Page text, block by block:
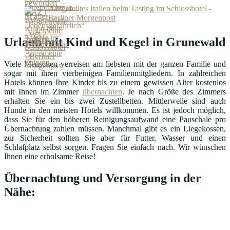
Ausgefeiltes Italien beim Tasting im Schlosshotel -
Berliner Morgenpost
Urlaub mit Kind und Kegel in Grunewald
Viele Menschen verreisen am liebsten mit der ganzen Familie und
sogar mit ihren vierbeinigen Familienmitgliedern. In zahlreichen
Hotels können Ihre Kinder bis zu einem gewissen Alter kostenlos
mit Ihnen im Zimmer übernachten. Je nach Größe des Zimmers
erhalten Sie ein bis zwei Zustellbetten. Mittlerweile sind auch
Hunde in den meisten Hotels willkommen. Es ist jedoch möglich,
dass Sie für den höheren Reinigungsaufwand eine Pauschale pro
Übernachtung zahlen müssen. Manchmal gibt es ein Liegekossen,
zur Sicherheit sollten Sie aber für Futter, Wasser und einen
Schlafplatz selbst sorgen. Fragen Sie einfach nach. Wir wünschen
Ihnen eine erholsame Reise!
Übernachtung und Versorgung in der
Nähe: